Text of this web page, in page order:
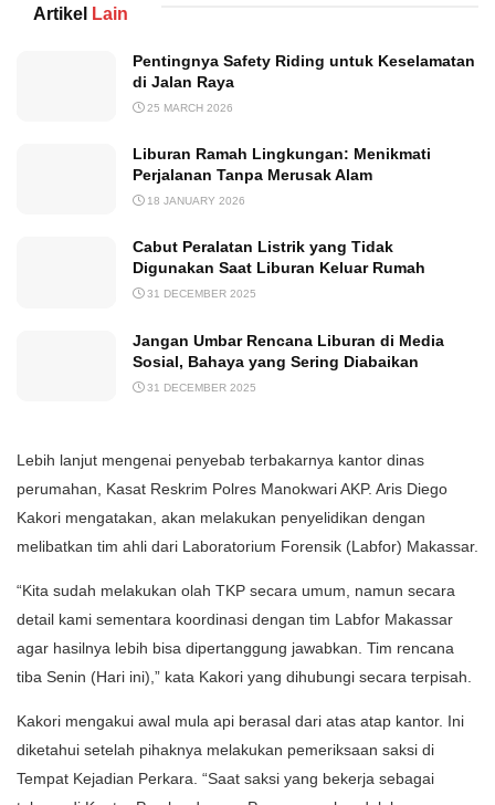
Artikel Lain
Pentingnya Safety Riding untuk Keselamatan
di Jalan Raya
25 MARCH 2026
Liburan Ramah Lingkungan: Menikmati
Perjalanan Tanpa Merusak Alam
18 JANUARY 2026
Cabut Peralatan Listrik yang Tidak
Digunakan Saat Liburan Keluar Rumah
31 DECEMBER 2025
Jangan Umbar Rencana Liburan di Media
Sosial, Bahaya yang Sering Diabaikan
31 DECEMBER 2025
Lebih lanjut mengenai penyebab terbakarnya kantor dinas
perumahan, Kasat Reskrim Polres Manokwari AKP. Aris Diego
Kakori mengatakan, akan melakukan penyelidikan dengan
melibatkan tim ahli dari Laboratorium Forensik (Labfor) Makassar.
“Kita sudah melakukan olah TKP secara umum, namun secara
detail kami sementara koordinasi dengan tim Labfor Makassar
agar hasilnya lebih bisa dipertanggung jawabkan. Tim rencana
tiba Senin (Hari ini),” kata Kakori yang dihubungi secara terpisah.
Kakori mengakui awal mula api berasal dari atas atap kantor. Ini
diketahui setelah pihaknya melakukan pemeriksaan saksi di
Tempat Kejadian Perkara. “Saat saksi yang bekerja sebagai